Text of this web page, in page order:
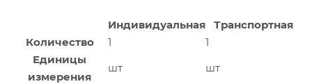
Индивидуальная
Транспортная
Количество
1
1
Единицы
измерения
шт
шт